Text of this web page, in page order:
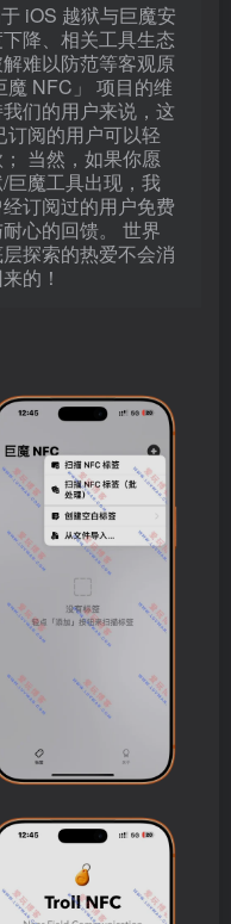
iOS 越狱与巨魔安
降、相关工具生态
难以防范等客观原
魔 NFC」 项目的维
们的用户来说，这
阅的用户可以轻
当然，如果你愿
巨魔工具出现，我
订阅过的用户免费
心的回馈。 世界
探索的热爱不会消
的！